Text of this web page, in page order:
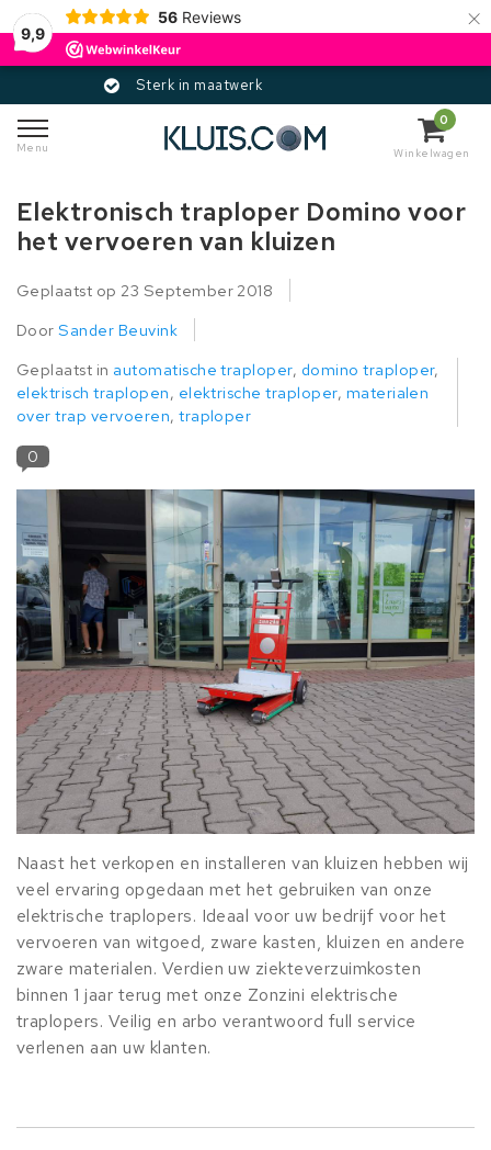
9,9
56 Reviews ×
Menu
0
Winkelwagen
Elektronisch traploper Domino voor
het vervoeren van kluizen
Geplaatst op 23 September 2018
DoorSander Beuvink
Geplaatst in automatische traploper, domino traploper,
elektrisch traplopen, elektrische traploper, materialen
over trap vervoeren,traploper
0
Naast het verkopen en installeren van kluizen hebben wij
veel ervaring opgedaan met het gebruiken van onze
elektrische traplopers. Ideaal voor uw bedrijf voor het
vervoeren van witgoed, zware kasten, kluizen en andere
zware materialen. Verdien uw ziekteverzuimkosten
binnen 1 jaar terug met onze Zonzini elektrische
traplopers. Veilig en arbo verantwoord full service
verlenen aan uw klanten.